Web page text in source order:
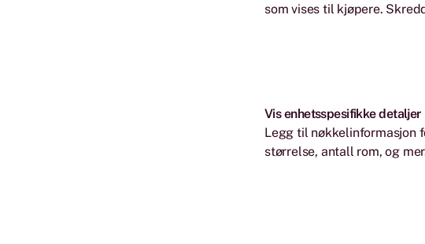
som vises til kjøpere.
Vis enhetsspesifikke detaljer
Legg til nøkkelinformasjon
størrelse, antall rom, og